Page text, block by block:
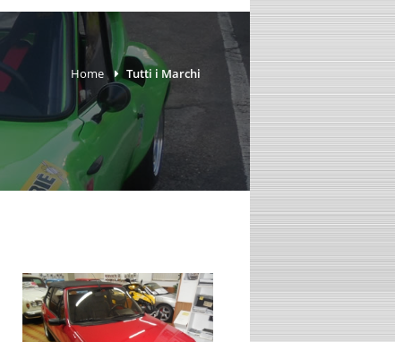
Home Tutti i Marchi